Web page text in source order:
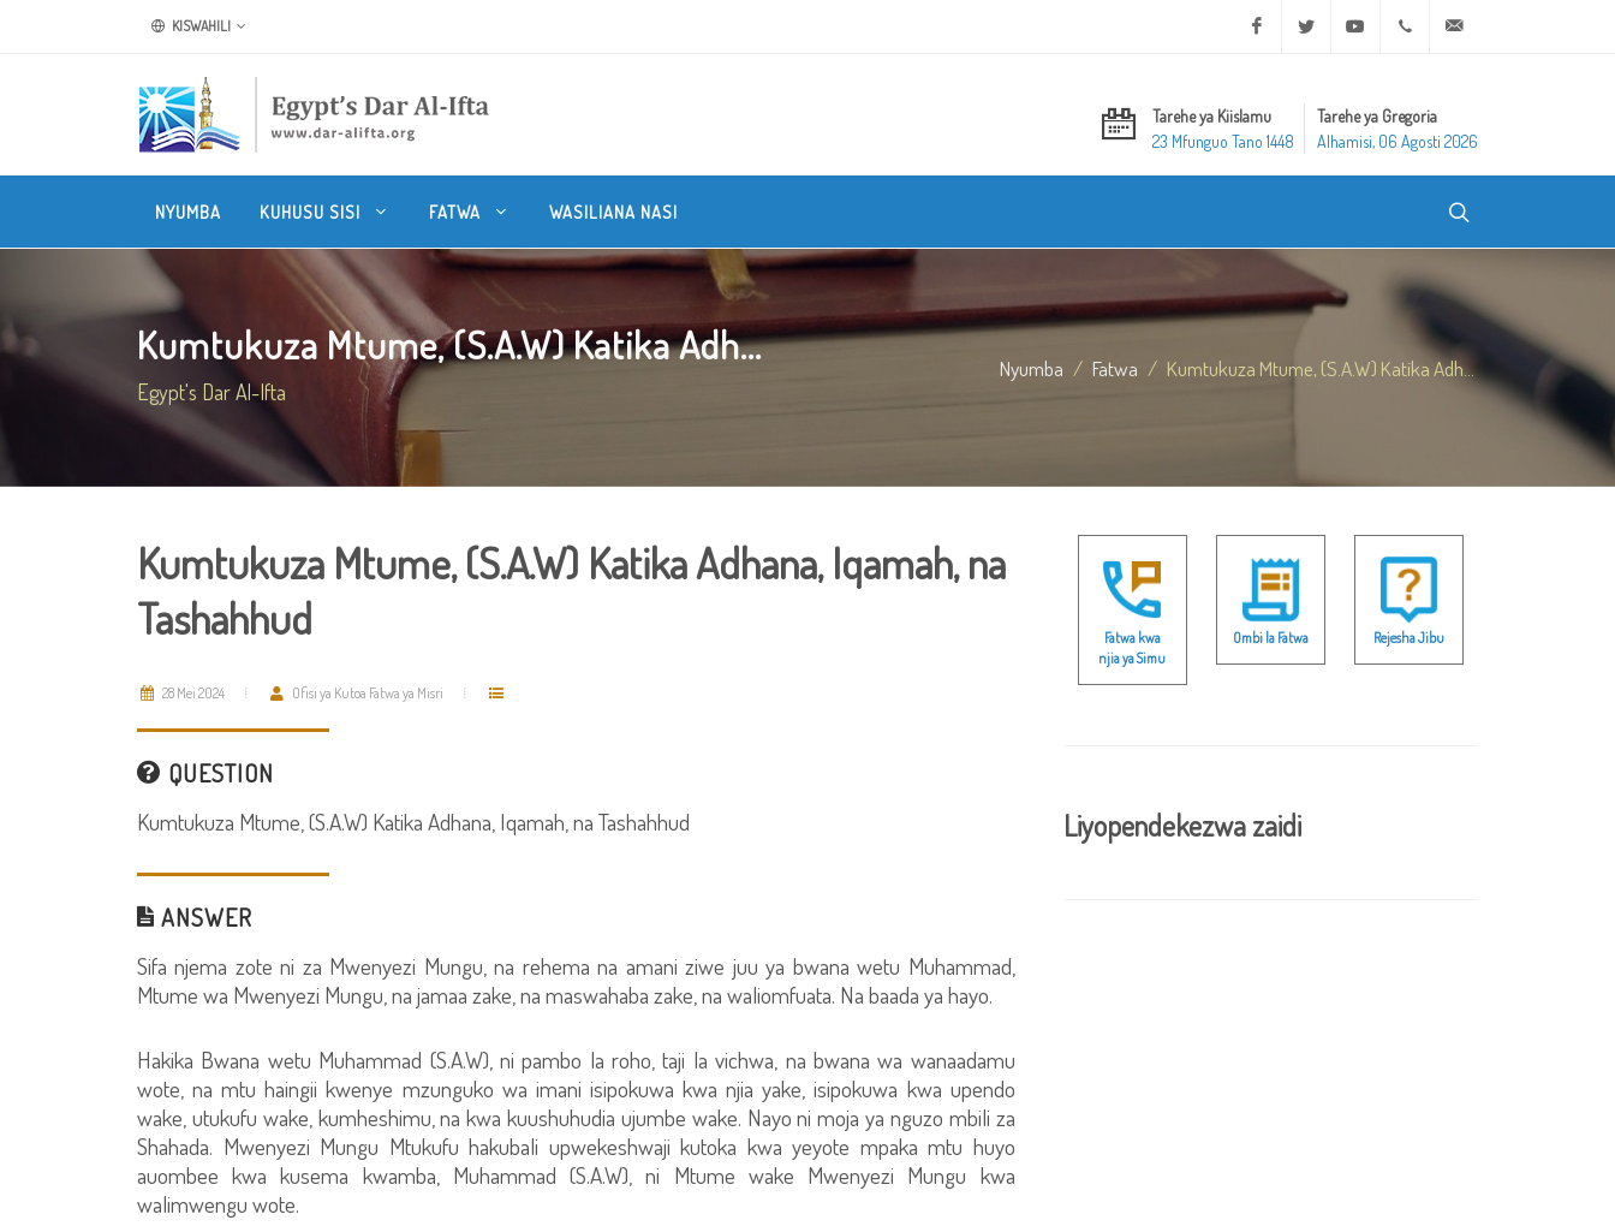
KISWAHILI Facebook Twitter Youtube +20 2 25970400
Tarehe ya Kiislamu
23 Mfunguo Tano 1448
Tarehe ya Gregoria
Alhamisi, 06 Agosti 2026
NYUMBA KUHUSU SISI FATWA WASILIANA NASI
Kumtukuza Mtume, (S.A.W) Katika Adh...
Egypt's Dar Al-Ifta
Nyumba Fatwa Kumtukuza Mtume, (S.A.W) Katika Adh...
Kumtukuza Mtume, (S.A.W) Katika Adhana, Iqamah, na
Tashahhud
28 Mei 2024 Ofisi ya Kutoa Fatwa ya Misri
QUESTION
Kumtukuza Mtume, (S.A.W) Katika Adhana, Iqamah, na Tashahhud
ANSWER
Sifa njema zote ni za Mwenyezi Mungu, na rehema na amani ziwe juu ya bwana wetu Muhammad,
Mtume wa Mwenyezi Mungu, na jamaa zake, na maswahaba zake, na waliomfuata. Na baada ya hayo.
Hakika Bwana wetu Muhammad (S.A.W), ni pambo la roho, taji la vichwa, na bwana wa wanaadamu
wote, na mtu haingii kwenye mzunguko wa imani isipokuwa kwa njia yake, isipokuwa kwa upendo
wake, utukufu wake, kumheshimu, na kwa kuushuhudia ujumbe wake. Nayo ni moja ya nguzo mbili za
Shahada. Mwenyezi Mungu Mtukufu hakubali upwekeshwaji kutoka kwa yeyote mpaka mtu huyo
auombee kwa kusema kwamba, Muhammad (S.A.W), ni Mtume wake Mwenyezi Mungu kwa
walimwengu wote.
Fatwa kwa
njia ya Simu
Ombi la Fatwa Rejesha Jibu
Liyopendekezwa zaidi